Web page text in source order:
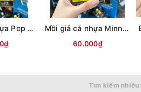
Mồi giả cá nhựa Pop ATG (12g) Mồi giả cá nhựa Minnow ATG (6g)
60.000₫
Tìm kiếm nhiều: